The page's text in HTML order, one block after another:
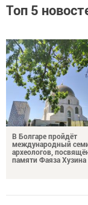
Топ 5
В Болгаре пройдёт
международный
археологов,
памяти Фаяза Хузина